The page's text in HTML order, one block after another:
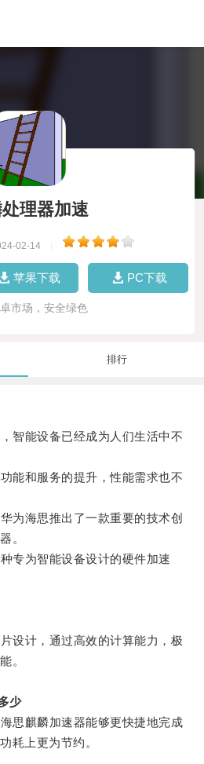
理器加速
02-14
苹果下载 PC下载
市场，安全绿色
排行
能设备已经成为人们生活中不
和服务的提升，性能需求也不
海思推出了一款重要的技术创
。
为智能设备设计的硬件加速
计，通过高效的计算能力，极
。
少
麒麟加速器能够更快捷地完成
耗上更为节约。